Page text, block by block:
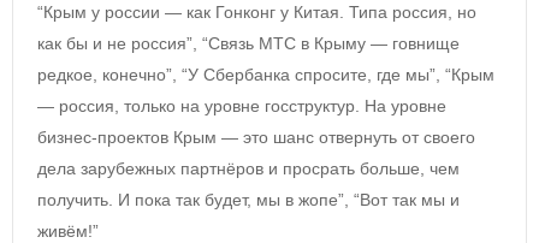
“Крым у россии — как Гонконг у Китая. Типа россия, но
как бы и не россия”, “Связь МТС в Крыму — говнище
редкое, конечно”, “У Сбербанка спросите, где мы”, “Крым
— россия, только на уровне госструктур. На уровне
бизнес-проектов Крым — это шанс отвернуть от своего
дела зарубежных партнёров и просрать больше, чем
получить. И пока так будет, мы в жопе”, “Вот так мы и
живём!”